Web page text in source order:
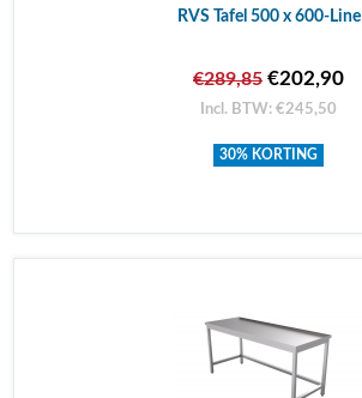
RVS Tafel 500 x 600-Line
€289,85 €202,90
Incl. BTW: €245,50
30% KORTING